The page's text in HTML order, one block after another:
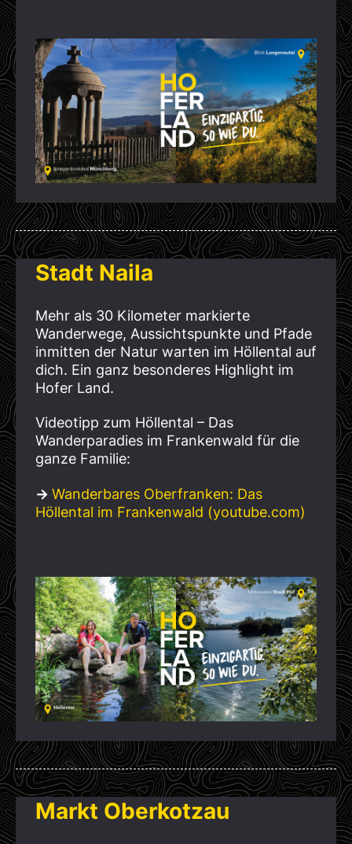
Stadt Naila
Mehr als 30 Kilometer markierte
Wanderwege, Aussichtspunkte und Pfade
inmitten der Natur warten im Höllental auf
dich. Ein ganz besonderes Highlight im
Hofer Land.
Videotipp zum Höllental – Das
Wanderparadies im Frankenwald für die
ganze Familie:
→ Wanderbares Oberfranken: Das
Höllental im Frankenwald (youtube.com)
Markt Oberkotzau